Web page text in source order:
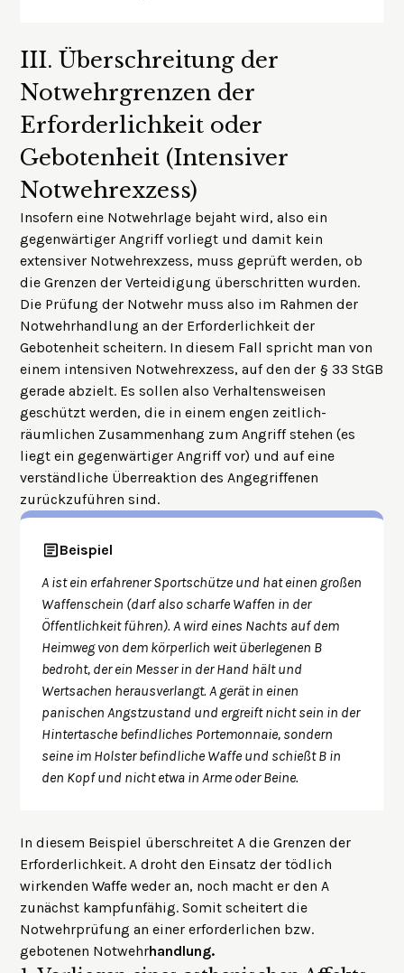
III. Überschreitung der
Notwehrgrenzen der
Erforderlichkeit oder
Gebotenheit (Intensiver
Notwehrexzess)
Insofern eine Notwehrlage bejaht wird, also ein
gegenwärtiger Angriff vorliegt und damit kein
extensiver Notwehrexzess, muss geprüft werden, ob
die Grenzen der Verteidigung überschritten wurden.
Die Prüfung der Notwehr muss also im Rahmen der
Notwehrhandlung an der Erforderlichkeit der
Gebotenheit scheitern. In diesem Fall spricht man von
einem intensiven Notwehrexzess, auf den der § 33 StGB
gerade abzielt. Es sollen also Verhaltensweisen
geschützt werden, die in einem engen zeitlich-
räumlichen Zusammenhang zum Angriff stehen (es
liegt ein gegenwärtiger Angriff vor) und auf eine
verständliche Überreaktion des Angegriffenen
zurückzuführen sind.
Beispiel
A ist ein erfahrener Sportschütze und hat einen großen
Waffenschein (darf also scharfe Waffen in der
Öffentlichkeit führen). A wird eines Nachts auf dem
Heimweg von dem körperlich weit überlegenen B
bedroht, der ein Messer in der Hand hält und
Wertsachen herausverlangt. A gerät in einen
panischen Angstzustand und ergreift nicht sein in der
Hintertasche befindliches Portemonnaie, sondern
seine im Holster befindliche Waffe und schießt B in
den Kopf und nicht etwa in Arme oder Beine.
In diesem Beispiel überschreitet A die Grenzen der
Erforderlichkeit. A droht den Einsatz der tödlich
wirkenden Waffe weder an, noch macht er den A
zunächst kampfunfähig. Somit scheitert die
Notwehrprüfung an einer erforderlichen bzw.
gebotenen Notwehrhandlung.